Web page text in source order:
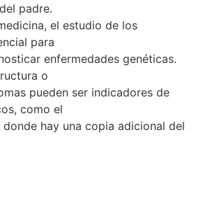
padre.
el estudio de los
para
enfermedades genéticas.
o
pueden ser indicadores de
como el
hay una copia adicional del